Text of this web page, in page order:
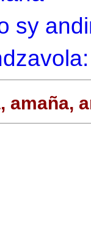
sy
amaña,